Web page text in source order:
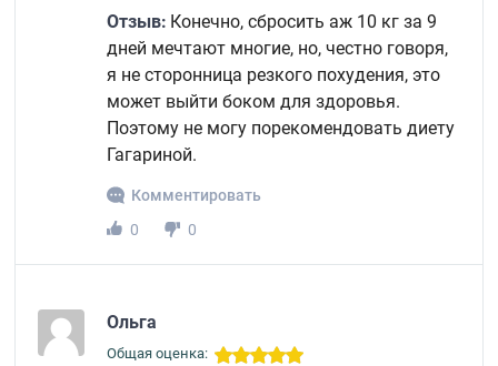
Отзыв: Конечно, сбросить аж 10 кг за 9
дней мечтают многие, но, честно говоря,
я не сторонница резкого похудения, это
может выйти боком для здоровья.
Поэтому не могу порекомендовать диету
Гагариной.
Комментировать
0
0
Ольга
Общая оценка: